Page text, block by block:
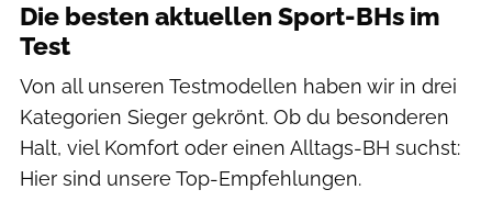
Die besten aktuellen Sport-BHs im
Test
Von all unseren Testmodellen haben wir in drei
Kategorien Sieger gekrönt. Ob du besonderen
Halt, viel Komfort oder einen Alltags-BH suchst:
Hier sind unsere Top-Empfehlungen.